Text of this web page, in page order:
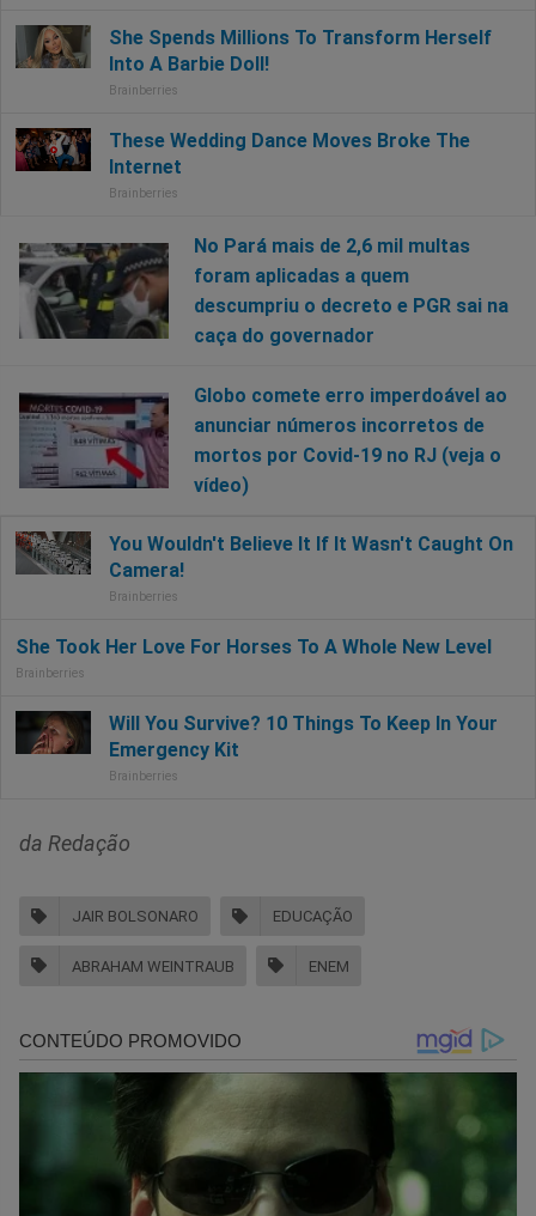
No Pará mais de 2,6 mil multas
foram aplicadas a quem
descumpriu o decreto e PGR sai na
caça do governador
Globo comete erro imperdoável ao
anunciar números incorretos de
mortos por Covid-19 no RJ (veja o
vídeo)
da Redação
JAIR BOLSONARO EDUCAÇÃO
ABRAHAM WEINTRAUB ENEM